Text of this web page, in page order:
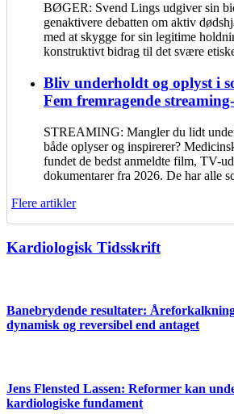
BØGER: Svend Lings udgiver sin
genaktivere debatten om aktiv
med at skygge for sin legitime
konstruktivt bidrag til det svære
Bliv underholdt og oplyst i
Fem fremragende
STREAMING: Mangler du lidt
både oplyser og inspirerer?
fundet de bedst anmeldte film, TV-
dokumentarer fra 2026. De har alle
Flere artikler
Kardiologisk Tidsskrift
Banebrydende resultater:
dynamisk og reversibel end antaget
Jens Flensted Lassen: Reformer kan
kardiologiske fundament